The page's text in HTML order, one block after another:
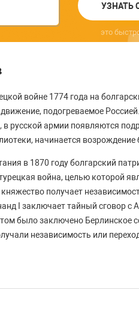
УЗНАТЬ
это
войне 1774 года на
подогреваемое
в русской армии появляются
начинается возрождение
в 1870 году болгарский
война, целью которой
получает
I заключает тайный сговор с
было заключено Берлинское
независимость или